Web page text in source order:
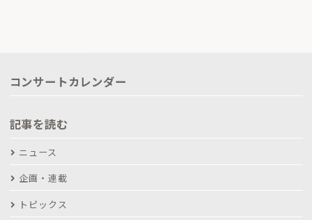
コンサートカレンダー
記事を読む
ニュース
企画・連載
トピックス